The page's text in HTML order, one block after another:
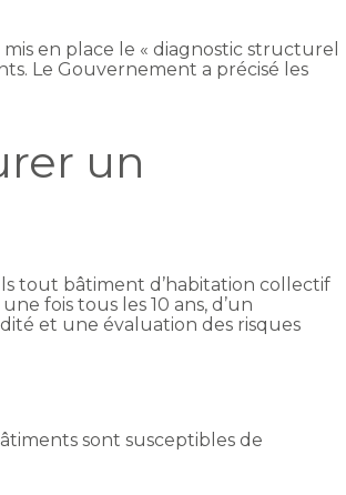
en place le « diagnostic structurel
Le Gouvernement a précisé les
un
tout bâtiment d’habitation collectif
fois tous les 10 ans, d’un
et une évaluation des risques
sont susceptibles de